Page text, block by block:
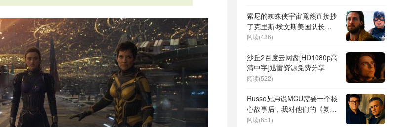
索尼的蜘蛛侠宇宙竟然直接抄
了克里斯·埃文斯美国队长的
经典动作场面！我简直不敢相
阅读(486)
沙丘2百度云网盘[HD1080p高
清中字]迅雷资源免费分享
阅读(522)
Russo兄弟说MCU需要一个核
心故事后，我对他们的《复仇
者联盟：末日》方向更有信心
阅读(651)